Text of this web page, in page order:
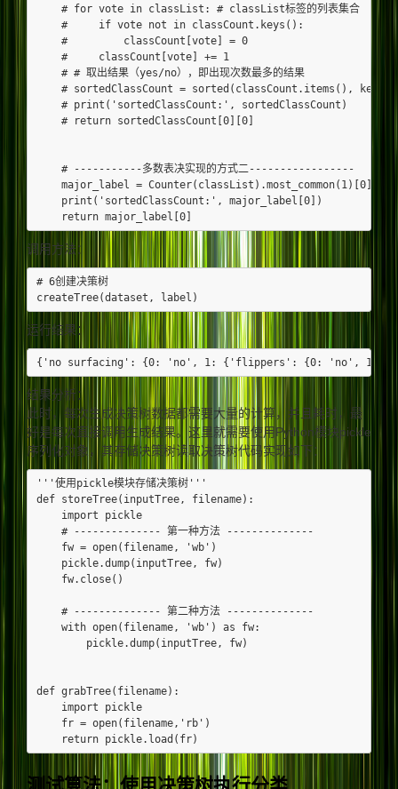
    # for vote in classList: # classList标签的列表集合
    #     if vote not in classCount.keys():
    #         classCount[vote] = 0
    #     classCount[vote] += 1
    # # 取出结果（yes/no），即出现次数最多的结果
# sortedClassCount = sorted(classCount.items(),
    # print('sortedClassCount:', sortedClassCount)
    # return sortedClassCount[0][0]
    # -----------多数表决实现的方式二-----------------
    major_label = Counter(classList).most_common(1)[0]
    print('sortedClassCount:', major_label[0])
调用方法：
# 6创建决策树
运行结果：
结果分析：
此时，每次生成决策树数据都需要大量的计算，并且耗时，最
好是每次直接调用生成结果。这里就需要使用Python模块pickle
序列化对象，其存储决策树读取决策树代码实现如下：
'''使用pickle模块存储决策树'''
def storeTree(inputTree, filename):
    import pickle
    # -------------- 第一种方法 --------------
    fw = open(filename, 'wb')
    pickle.dump(inputTree, fw)
    fw.close()
    # -------------- 第二种方法 --------------
    with open(filename, 'wb') as fw:
        pickle.dump(inputTree, fw)
def grabTree(filename):
    import pickle
    fr = open(filename,'rb')
测试算法：使用决策树执行分类